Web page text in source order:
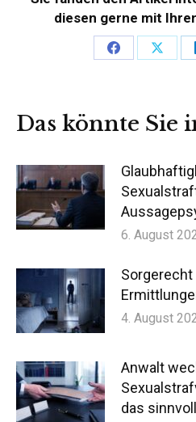
diesen gerne mit
Teilen
Teilen
Das könnte Sie
6. August
4. August
Anwalt
das